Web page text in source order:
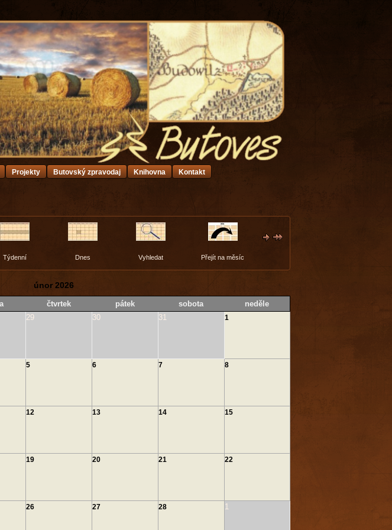
Projekty Butovský zpravodaj Knihovna Kontakt
Týdenní Dnes Vyhledat Přejít na měsíc
únor 2026
čtvrtek pátek sobota neděle
29 30 31 1
5 6 7 8
12 13 14 15
19 20 21 22
26 27 28 1